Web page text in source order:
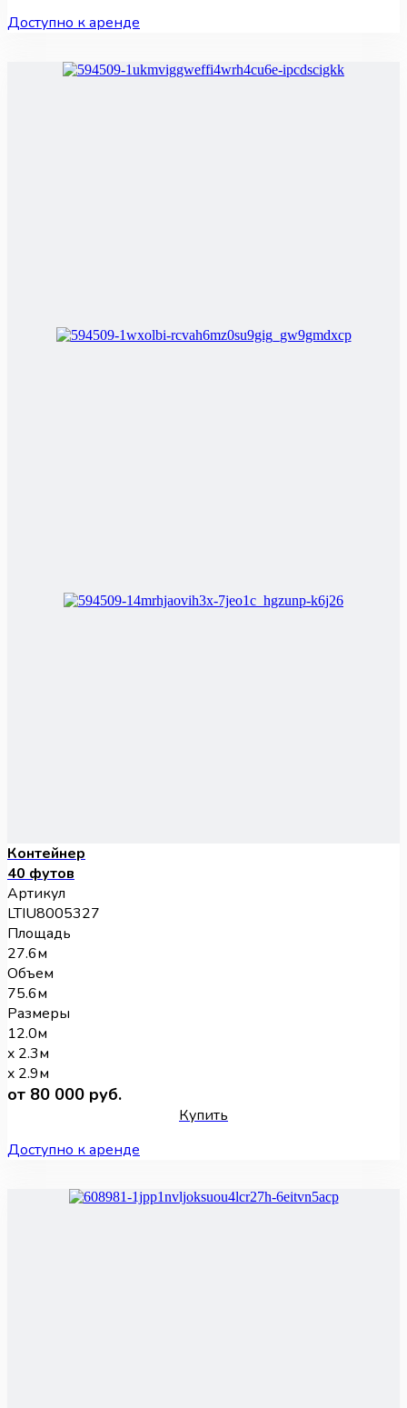
Доступно к аренде
Контейнер
40 футов
Артикул
LTIU8005327
Площадь
27.6м
Объем
75.6м
Размеры
12.0м
x 2.3м
x 2.9м
от 80 000 руб.
Купить
Доступно к аренде